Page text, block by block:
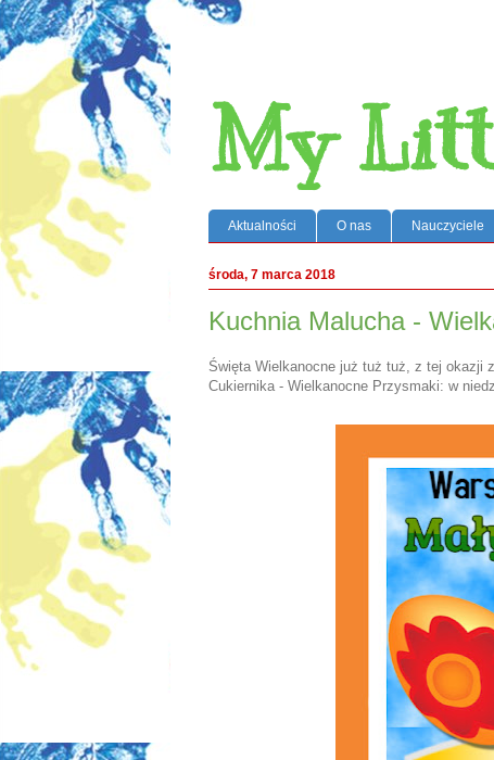
My
Aktualności O nas Nauczyciele
środa, 7 marca 2018
Kuchnia Malucha -
Święta Wielkanocne już tuż tuż, z tej okazji
Cukiernika - Wielkanocne Przysmaki: w